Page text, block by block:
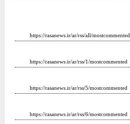
https://rasanews.ir/ar/rss/all/mostcommented
https://rasanews.ir/ar/rss/1/mostcommented
https://rasanews.ir/ar/rss/5/mostcommented
https://rasanews.ir/ar/rss/6/mostcommented